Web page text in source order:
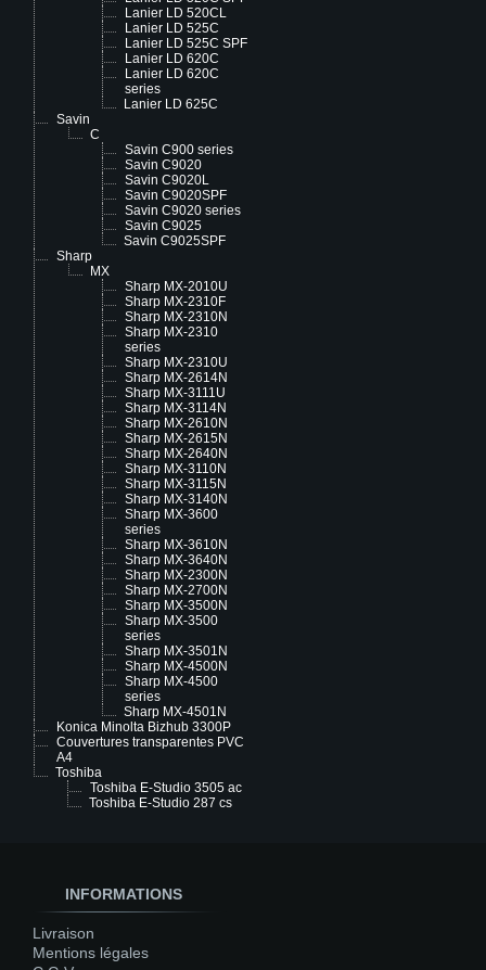
Lanier LD 520CL
Lanier LD 525C
Lanier LD 525C SPF
Lanier LD 620C
Lanier LD 620C
series
Lanier LD 625C
Savin
C
Savin C900 series
Savin C9020
Savin C9020L
Savin C9020SPF
Savin C9020 series
Savin C9025
Savin C9025SPF
Sharp
MX
Sharp MX-2010U
Sharp MX-2310F
Sharp MX-2310N
Sharp MX-2310
series
Sharp MX-2310U
Sharp MX-2614N
Sharp MX-3111U
Sharp MX-3114N
Sharp MX-2610N
Sharp MX-2615N
Sharp MX-2640N
Sharp MX-3110N
Sharp MX-3115N
Sharp MX-3140N
Sharp MX-3600
series
Sharp MX-3610N
Sharp MX-3640N
Sharp MX-2300N
Sharp MX-2700N
Sharp MX-3500N
Sharp MX-3500
series
Sharp MX-3501N
Sharp MX-4500N
Sharp MX-4500
series
Sharp MX-4501N
Konica Minolta Bizhub 3300P
Couvertures transparentes PVC
A4
Toshiba
Toshiba E-Studio 3505 ac
Toshiba E-Studio 287 cs
INFORMATIONS
Livraison
Mentions légales